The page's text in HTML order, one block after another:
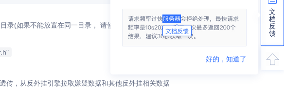
录(如果不能放置在同一目录， 请修改 NEPLauncher.c
透传，从反外挂引擎拉取嫌疑数据和其他反外挂相关数据
文
档
反
馈
好的，知道了